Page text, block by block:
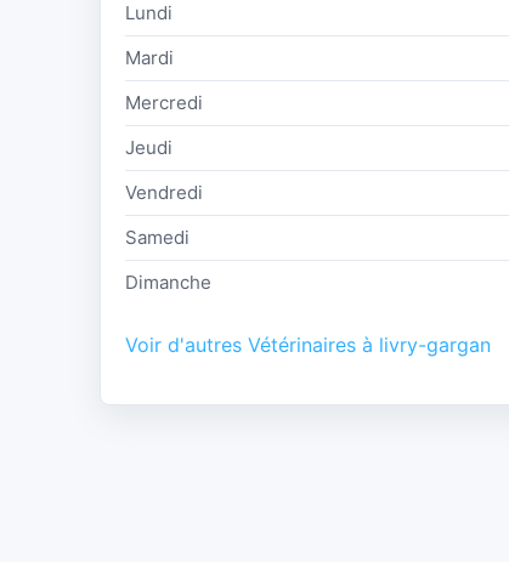
Lundi
Mardi
Mercredi
Jeudi
Vendredi
Samedi
Dimanche
Voir d'autres Vétérinaires à livry-gargan